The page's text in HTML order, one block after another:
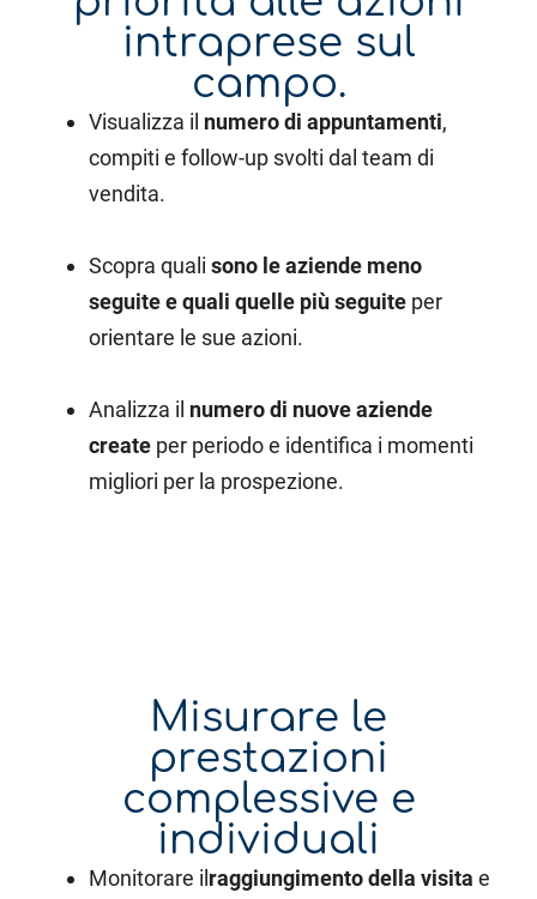
intraprese sul
campo.
Visualizza il numero di appuntamenti,
compiti e follow-up svolti dal team di
vendita.
Scopra qualisono le aziende meno
seguite e quali quelle più seguite per
orientare le sue azioni.
Analizza il numero di nuove aziende
create per periodo e identifica i momenti
migliori per la prospezione.
Misurare le
prestazioni
complessive e
individuali
Monitorare ilraggiungimento della visita e